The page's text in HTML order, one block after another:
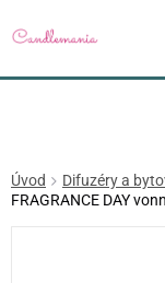
Úvod
Difuzéry a
FRAGRANCE DAY